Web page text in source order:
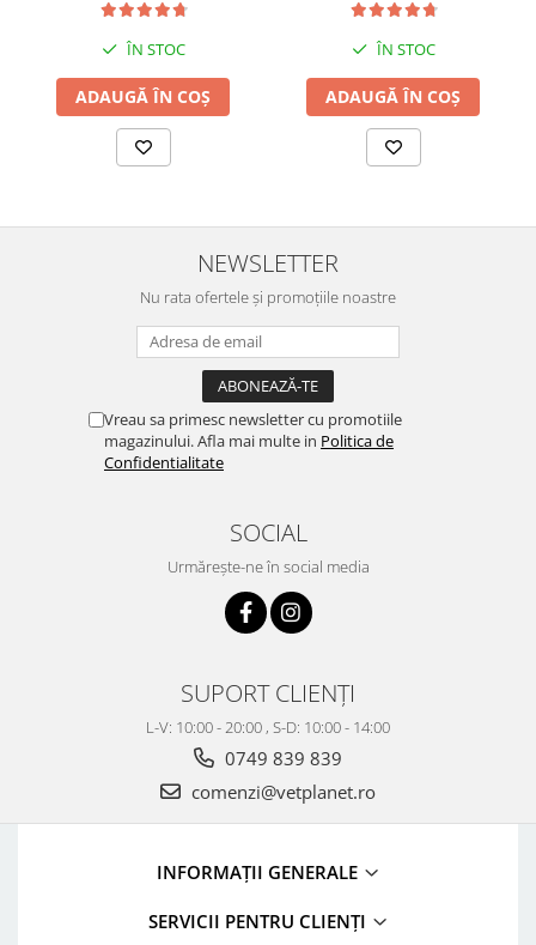
ÎN STOC
ADAUGĂ ÎN COȘ
ÎN STOC
ADAUGĂ ÎN COȘ
NEWSLETTER
Nu rata ofertele și promoțiile noastre
Vreau sa primesc newsletter cu promotiile
magazinului. Afla mai multe in Politica de
Confidentialitate
SOCIAL
Urmărește-ne în social media
SUPORT CLIENȚI
L-V: 10:00 - 20:00 , S-D: 10:00 - 14:00
0749 839 839
comenzi@vetplanet.ro
INFORMAȚII GENERALE
SERVICII PENTRU CLIENȚI